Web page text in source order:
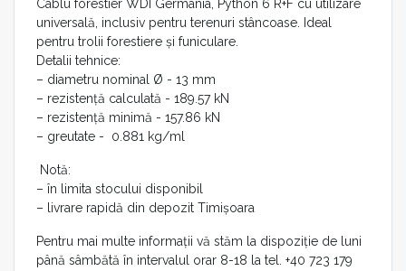
Cablu forestier WDI Germania, Python 6 R+F cu utilizare
universală, inclusiv pentru terenuri stâncoase. Ideal
pentru trolii forestiere și funiculare.
Detalii tehnice:
– diametru nominal Ø - 13 mm
– rezistență calculată - 189.57 kN
– rezistență minimă - 157.86 kN
– greutate - 0.881 kg/ml
Notă:
– în limita stocului disponibil
– livrare rapidă din depozit Timișoara
Pentru mai multe informații vă stăm la dispoziție de luni
până sâmbătă în intervalul orar 8-18 la tel. +40 723 179